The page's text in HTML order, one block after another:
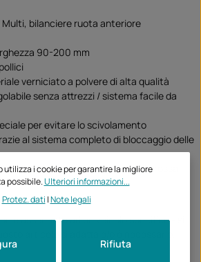
bilanciere ruota anteriore
90-200 mm
verniciato a polvere di alta qualità
senza attrezzi / sistema facile da
per evitare lo scivolamento
al sistema completo di bloccaggio delle
adatto anche per moto di grossa
è assegnato ad un veicolo specifico - si
articolo si adatta e/o è necessario.
utilizza i cookie per garantire la migliore
possibile.Ulteriori informazioni...
Protez. dati |Note legali
Rifiuta